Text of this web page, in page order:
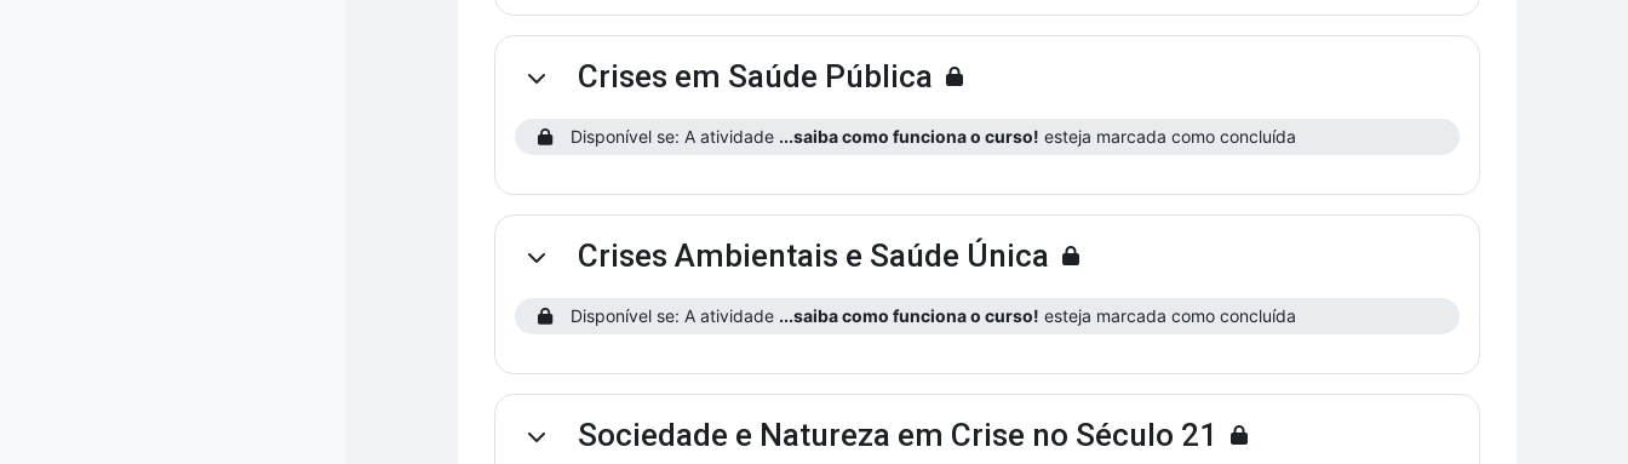
ContrairCrises em Saúde Pública
Disponível se: A atividade ...saiba como funciona o curso! esteja marcada como concluída
ContrairCrises Ambientais e Saúde Única
Disponível se: A atividade ...saiba como funciona o curso! esteja marcada como concluída
ContrairSociedade e Natureza em Crise no Século 21